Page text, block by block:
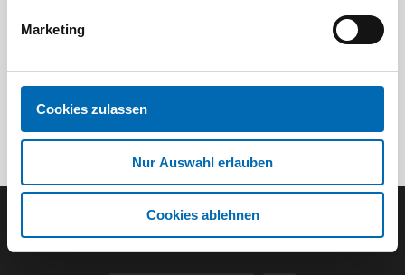
Marketing
Cookies zulassen
Nur Auswahl erlauben
Cookies ablehnen
Der ODÖRFER Newsletter